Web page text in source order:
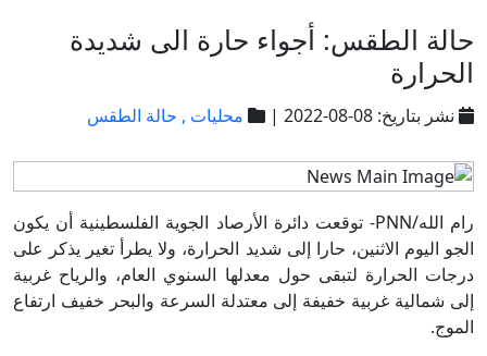
حالة الطقس: أجواء حارة الى شديدة
الحرارة
نشر بتاريخ: 08-08-2022 | محليات , حالة الطقس
رام الله/PNN- توقعت دائرة الأرصاد الجوية الفلسطينية أن يكون
الجو اليوم الاثنين، حارا إلى شديد الحرارة، ولا يطرأ تغير يذكر على
درجات الحرارة لتبقى حول معدلها السنوي العام، والرياح غربية
إلى شمالية غربية خفيفة إلى معتدلة السرعة والبحر خفيف ارتفاع
الموج.